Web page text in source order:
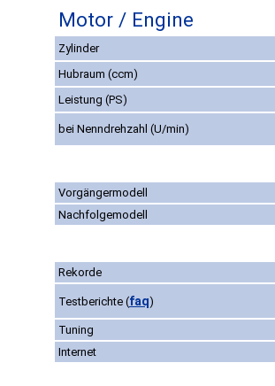
Motor / Engine
Zylinder
Hubraum (ccm)
Leistung (PS)
bei Nenndrehzahl (U/min)
Vorgängermodell
Nachfolgemodell
Rekorde
Testberichte (faq)
Tuning
Internet